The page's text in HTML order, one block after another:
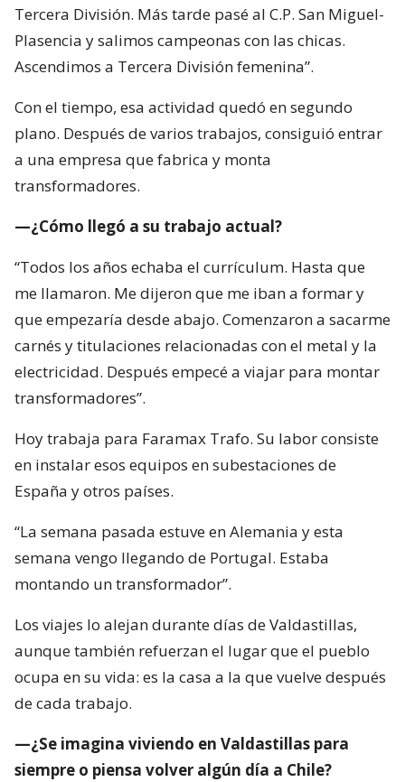
Tercera División. Más tarde pasé al C.P. San Miguel-
Plasencia y salimos campeonas con las chicas.
Ascendimos a Tercera División femenina”.
Con el tiempo, esa actividad quedó en segundo
plano. Después de varios trabajos, consiguió entrar
a una empresa que fabrica y monta
transformadores.
—¿Cómo llegó a su trabajo actual?
“Todos los años echaba el currículum. Hasta que
me llamaron. Me dijeron que me iban a formar y
que empezaría desde abajo. Comenzaron a sacarme
carnés y titulaciones relacionadas con el metal y la
electricidad. Después empecé a viajar para montar
transformadores”.
Hoy trabaja para Faramax Trafo. Su labor consiste
en instalar esos equipos en subestaciones de
España y otros países.
“La semana pasada estuve en Alemania y esta
semana vengo llegando de Portugal. Estaba
montando un transformador”.
Los viajes lo alejan durante días de Valdastillas,
aunque también refuerzan el lugar que el pueblo
ocupa en su vida: es la casa a la que vuelve después
de cada trabajo.
—¿Se imagina viviendo en Valdastillas para
siempre o piensa volver algún día a Chile?